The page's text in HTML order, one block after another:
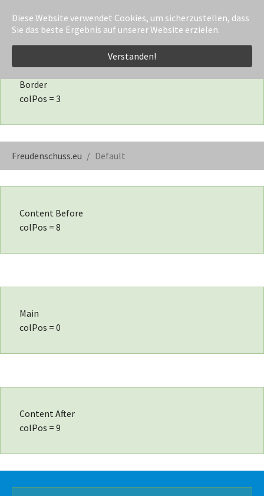
Diese Website verwendet Cookies, um sicherzustellen, dass
Sie das beste Ergebnis auf unserer Website erzielen.
Verstanden!
Zum Hauptinhalt springen
Border
colPos = 3
Freudenschuss.eu Default
Content Before
colPos = 8
Main
colPos = 0
Content After
colPos = 9